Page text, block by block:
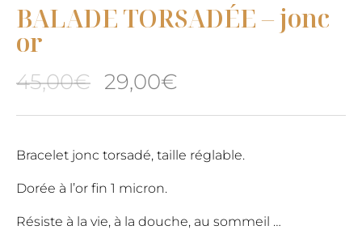
BALADE TORSADÉE – jonc
or
45,00€ Le
prix
initial
était :
45,00€.
29,00€
prix
actuel
29,00€.
Bracelet jonc torsadé, taille réglable.
Dorée à l’or fin 1 micron.
Résiste à la vie, à la douche, au sommeil …